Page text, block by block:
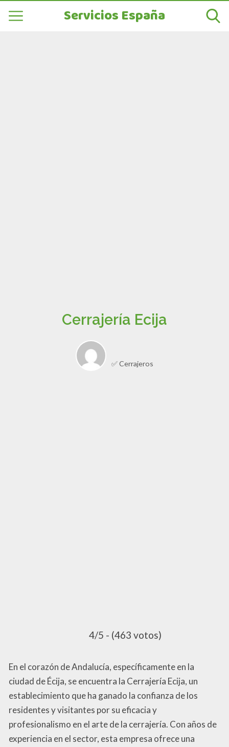
Servicios España
Cerrajería Ecija
✅ Cerrajeros
4/5 - (463 votos)
En el corazón de Andalucía, específicamente en la
ciudad de Écija, se encuentra la Cerrajería Ecija, un
establecimiento que ha ganado la confianza de los
residentes y visitantes por su eficacia y
profesionalismo en el arte de la cerrajería. Con años de
experiencia en el sector, esta empresa ofrece una